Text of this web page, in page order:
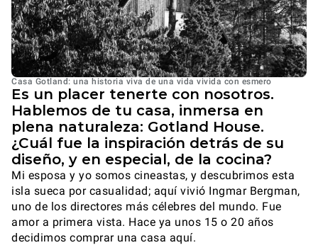
Casa Gotland: una historia viva de una vida vivida con esmero
Es un placer tenerte con nosotros.
Hablemos de tu casa, inmersa en
plena naturaleza: Gotland House.
¿Cuál fue la inspiración detrás de su
diseño, y en especial, de la cocina?
Mi esposa y yo somos cineastas, y descubrimos esta
isla sueca por casualidad; aquí vivió Ingmar Bergman,
uno de los directores más célebres del mundo. Fue
amor a primera vista. Hace ya unos 15 o 20 años
decidimos comprar una casa aquí.